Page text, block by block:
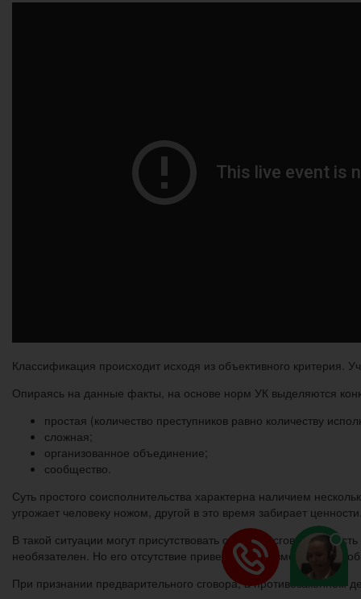
Классификация происходит исходя из объективного критерия.
Опираясь на данные факты, на основе норм УК выделяются
простая (количество преступников равно количеству
сложная;
организованное объединение;
сообщество.
Суть простого соисполнительства характерна наличием
угрожает человеку ножом, другой в это время забирает
В такой ситуации могут присутствовать оба вида сговора, то
необязателен. Но его отсутствие приведёт к невозможности
При признании предварительного сговора, а